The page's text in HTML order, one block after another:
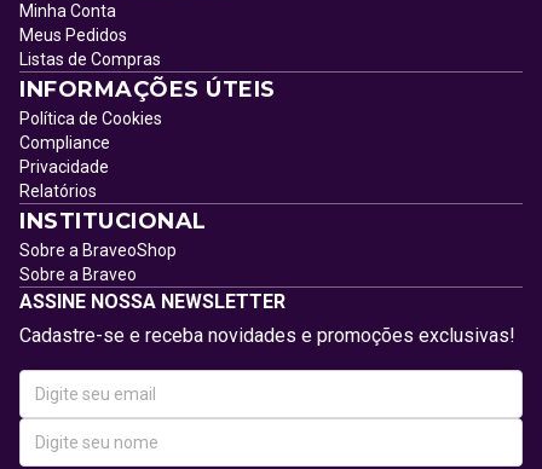
Minha Conta
Meus Pedidos
Listas de Compras
INFORMAÇÕES ÚTEIS
Política de Cookies
Compliance
Privacidade
Relatórios
INSTITUCIONAL
Sobre a BraveoShop
Sobre a Braveo
ASSINE NOSSA NEWSLETTER
Cadastre-se e receba novidades e promoções exclusivas!